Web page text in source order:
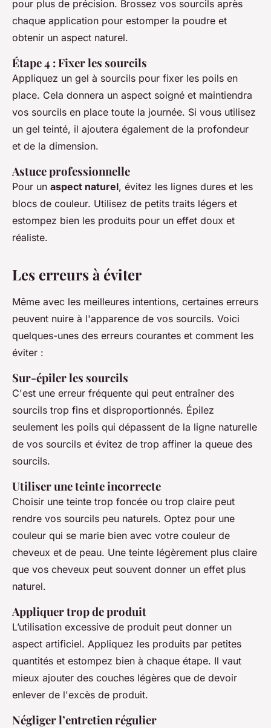
pour plus de précision. Brossez vos sourcils après
chaque application pour estomper la poudre et
obtenir un aspect naturel.
Étape 4 : Fixer les sourcils
Appliquez un gel à sourcils pour fixer les poils en
place. Cela donnera un aspect soigné et maintiendra
vos sourcils en place toute la journée. Si vous utilisez
un gel teinté, il ajoutera également de la profondeur
et de la dimension.
Astuce professionnelle
Pour un aspect naturel, évitez les lignes dures et les
blocs de couleur. Utilisez de petits traits légers et
estompez bien les produits pour un effet doux et
réaliste.
Les erreurs à éviter
Même avec les meilleures intentions, certaines erreurs
peuvent nuire à l'apparence de vos sourcils. Voici
quelques-unes des erreurs courantes et comment les
éviter :
Sur-épiler les sourcils
C'est une erreur fréquente qui peut entraîner des
sourcils trop fins et disproportionnés. Épilez
seulement les poils qui dépassent de la ligne naturelle
de vos sourcils et évitez de trop affiner la queue des
sourcils.
Utiliser une teinte incorrecte
Choisir une teinte trop foncée ou trop claire peut
rendre vos sourcils peu naturels. Optez pour une
couleur qui se marie bien avec votre couleur de
cheveux et de peau. Une teinte légèrement plus claire
que vos cheveux peut souvent donner un effet plus
naturel.
Appliquer trop de produit
L’utilisation excessive de produit peut donner un
aspect artificiel. Appliquez les produits par petites
quantités et estompez bien à chaque étape. Il vaut
mieux ajouter des couches légères que de devoir
enlever de l'excès de produit.
Négliger l’entretien régulier